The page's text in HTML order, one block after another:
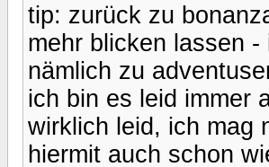
tip: zurück zu
mehr blicken lassen
nämlich zu
ich bin es leid immer
wirklich leid, ich mag
hiermit auch schon